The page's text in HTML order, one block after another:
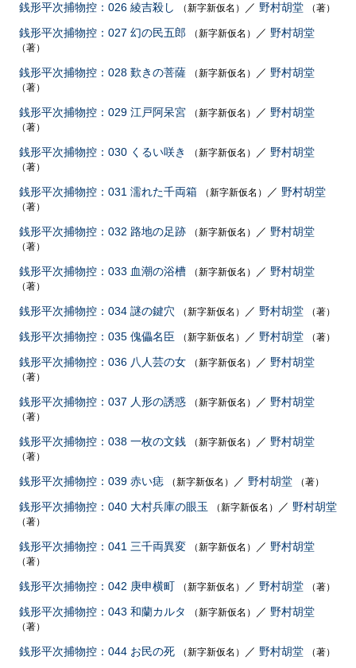
銭形平次捕物控：026 綾吉殺し （新字新仮名） ／ 野村胡堂 （著）
銭形平次捕物控：027 幻の民五郎 （新字新仮名） ／ 野村胡堂
（著）
銭形平次捕物控：028 歎きの菩薩 （新字新仮名） ／ 野村胡堂
（著）
銭形平次捕物控：029 江戸阿呆宮 （新字新仮名） ／ 野村胡堂
（著）
銭形平次捕物控：030 くるい咲き （新字新仮名） ／ 野村胡堂
（著）
銭形平次捕物控：031 濡れた千両箱 （新字新仮名） ／ 野村胡堂
（著）
銭形平次捕物控：032 路地の足跡 （新字新仮名） ／ 野村胡堂
（著）
銭形平次捕物控：033 血潮の浴槽 （新字新仮名） ／ 野村胡堂
（著）
銭形平次捕物控：034 謎の鍵穴 （新字新仮名） ／ 野村胡堂 （著）
銭形平次捕物控：035 傀儡名臣 （新字新仮名） ／ 野村胡堂 （著）
銭形平次捕物控：036 八人芸の女 （新字新仮名） ／ 野村胡堂
（著）
銭形平次捕物控：037 人形の誘惑 （新字新仮名） ／ 野村胡堂
（著）
銭形平次捕物控：038 一枚の文銭 （新字新仮名） ／ 野村胡堂
（著）
銭形平次捕物控：039 赤い痣 （新字新仮名） ／ 野村胡堂 （著）
銭形平次捕物控：040 大村兵庫の眼玉 （新字新仮名） ／ 野村胡堂
（著）
銭形平次捕物控：041 三千両異変 （新字新仮名） ／ 野村胡堂
（著）
銭形平次捕物控：042 庚申横町 （新字新仮名） ／ 野村胡堂 （著）
銭形平次捕物控：043 和蘭カルタ （新字新仮名） ／ 野村胡堂
（著）
銭形平次捕物控：044 お民の死 （新字新仮名） ／ 野村胡堂 （著）